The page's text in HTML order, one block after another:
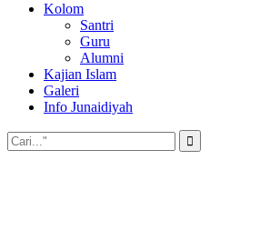
Kolom
Santri
Guru
Alumni
Kajian Islam
Galeri
Info Junaidiyah